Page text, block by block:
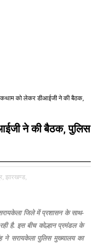
को लेकर डीआईजी ने की बैठक,
ने की बैठक, पुलिस
झारखण्ड,
जिले में प्रशासन के साथ-
है. इस बीच कोल्हान प्रमंडल के
ने सरायकेला पुलिस मुख्यालय का